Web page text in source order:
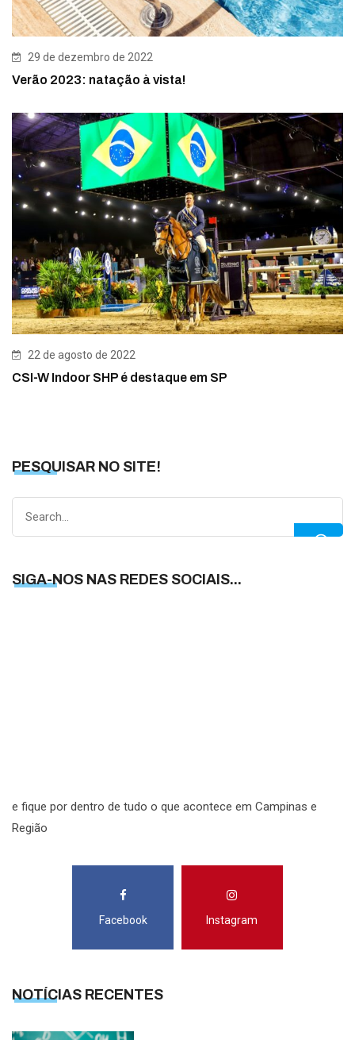
29 de dezembro de 2022
Verão 2023: natação à vista!
22 de agosto de 2022
CSI-W Indoor SHP é destaque em SP
PESQUISAR NO SITE!
SIGA-NOS NAS REDES SOCIAIS...
e fique por dentro de tudo o que acontece em Campinas e
Região
Facebook Instagram
NOTÍCIAS RECENTES